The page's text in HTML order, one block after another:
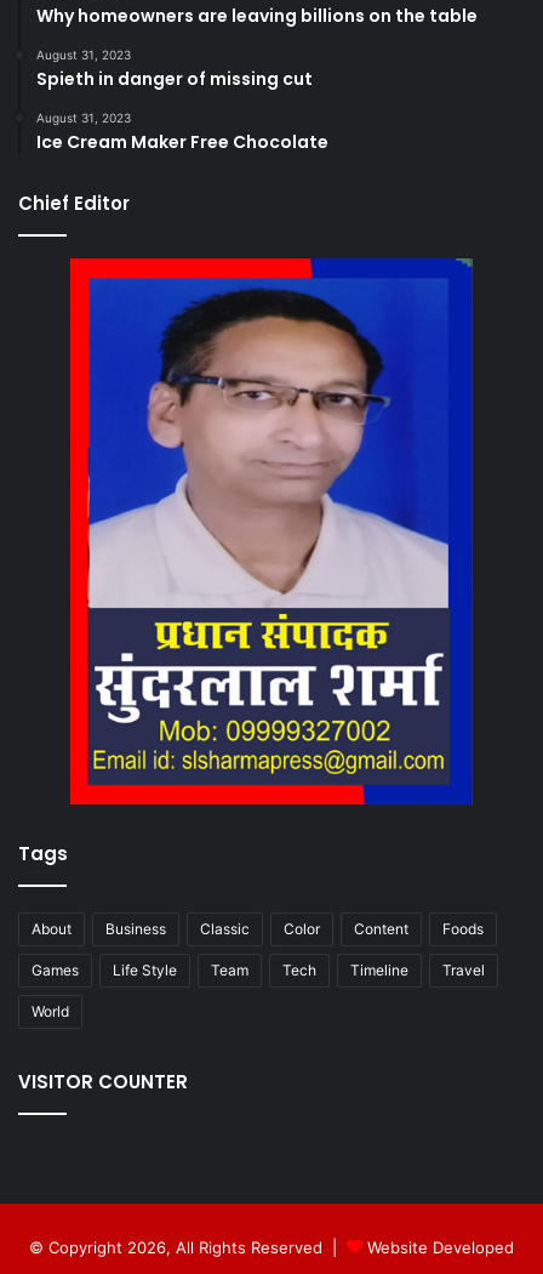
Why homeowners are leaving billions on the table
August 31, 2023
Spieth in danger of missing cut
August 31, 2023
Ice Cream Maker Free Chocolate
Chief Editor
Tags
About Business Classic Color Content Foods
Games Life Style Team Tech Timeline Travel
World
VISITOR COUNTER
© Copyright 2026, All Rights Reserved | Website Developed